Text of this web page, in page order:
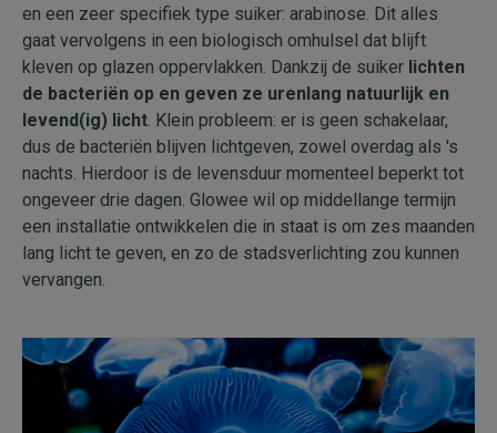
en een zeer specifiek type suiker: arabinose. Dit alles
gaat vervolgens in een biologisch omhulsel dat blijft
kleven op glazen oppervlakken. Dankzij de suiker lichten
de bacteriën op en geven ze urenlang natuurlijk en
levend(ig) licht. Klein probleem: er is geen schakelaar,
dus de bacteriën blijven lichtgeven, zowel overdag als 's
nachts. Hierdoor is de levensduur momenteel beperkt tot
ongeveer drie dagen. Glowee wil op middellange termijn
een installatie ontwikkelen die in staat is om zes maanden
lang licht te geven, en zo de stadsverlichting zou kunnen
vervangen.